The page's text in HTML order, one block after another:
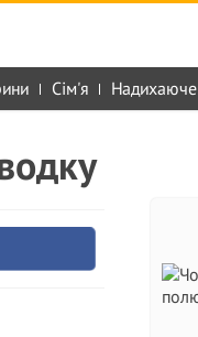
Сім'я Надихаюче